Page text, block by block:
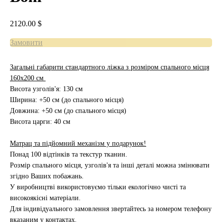
2120.00 $
Замовити
Загальні габарити стандартного ліжка з розміром спального місця
160х200 см
Висота узголів'я: 130 см
Ширина: +50 см (до спального місця)
Довжина: +50 см (до спального місця)
Висота царги: 40 см
Матрац та підйомний механізм у подарунок!
Понад 100 відтінків та текстур тканин.
Розмір спального місця, узголів'я та інші деталі можна змінювати
згідно Ваших побажань.
У виробництві використовуємо тільки екологічно чисті та
високоякісні матеріали.
Для індивідуального замовлення звертайтесь за номером телефону
вказаним у контактах.